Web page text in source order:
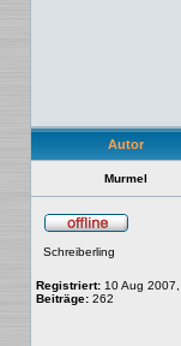
Autor
Murmel
Schreiberling
Registriert: 10 Aug
Beiträge: 262